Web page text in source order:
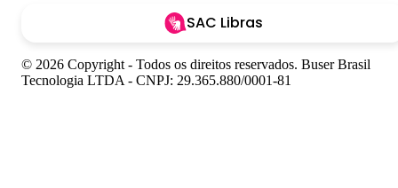
SAC Libras
© 2026 Copyright - Todos os direitos reservados. Buser Brasil
Tecnologia LTDA - CNPJ: 29.365.880/0001-81